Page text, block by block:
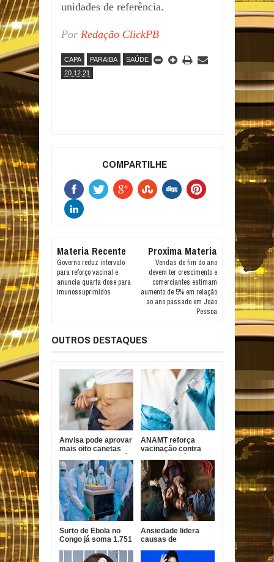
unidades de referência.
Por Redação ClickPB
CAPA PARAIBA
SAÚDE
20.12.21
COMPARTILHE
Materia Recente
Governo reduz intervalo
para reforço vacinal e
anuncia quarta dose para
imunossuprimidos
Proxima Materia
Vendas de fim do ano
devem ter crescimento e
comerciantes estimam
aumento de 5% em relação
ao ano passado em João
Pessoa
OUTROS DESTAQUES
Anvisa pode aprovar
mais oito canetas
2026
ANAMT reforça
vacinação contra
em São Paulo
Surto de Ebola no
Congo já soma 1.751
Ansiedade lidera
causas de
jovens no Brasil